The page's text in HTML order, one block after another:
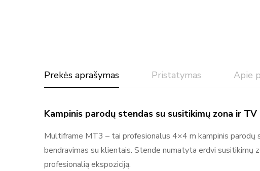
Prekės aprašymas Pristatymas Apie
Kampinis parodų stendas su susitikimų zona ir
Multiframe MT3 – tai profesionalus 4×4 m kampinis
bendravimas su klientais. Stende numatyta erdvi susitikimų
profesionalią ekspoziciją.